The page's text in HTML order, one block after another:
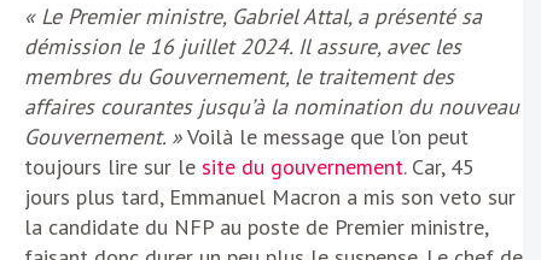
« Le Premier ministre, Gabriel Attal, a présenté sa
démission le 16 juillet 2024. Il assure, avec les
membres du Gouvernement, le traitement des
affaires courantes jusqu’à la nomination du nouveau
Gouvernement. »Voilà le message que l’on peut
toujours lire sur le site du gouvernement. Car, 45
jours plus tard, Emmanuel Macron a mis son veto sur
la candidate du NFP au poste de Premier ministre,